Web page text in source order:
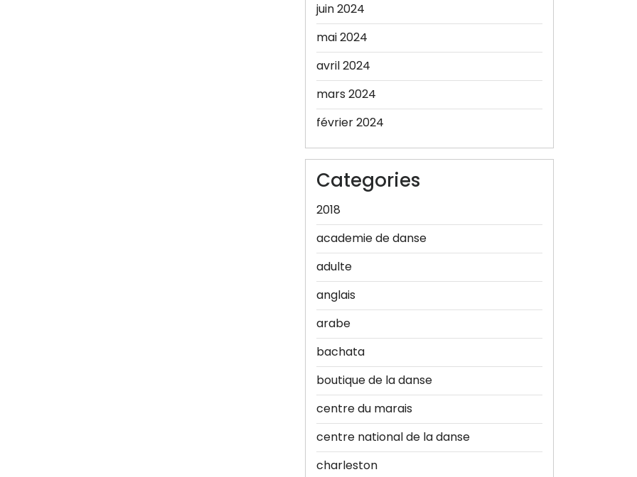
juin 2024
mai 2024
avril 2024
mars 2024
février 2024
Categories
2018
academie de danse
adulte
anglais
arabe
bachata
boutique de la danse
centre du marais
centre national de la danse
charleston